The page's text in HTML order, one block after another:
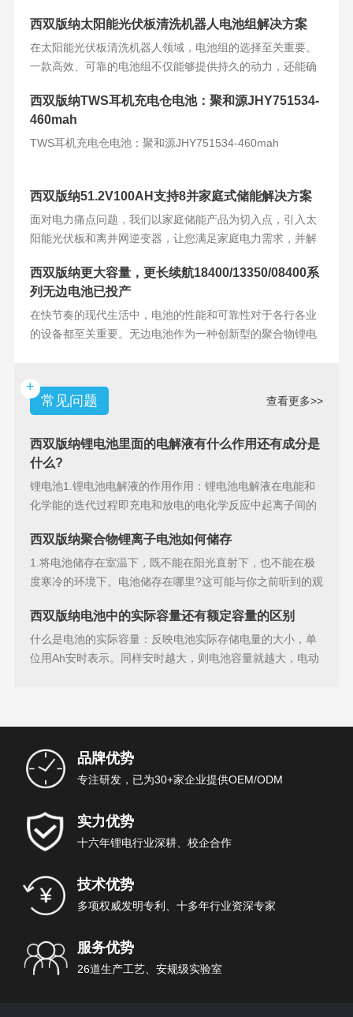
西双版纳太阳能光伏板清洗机器人电池组解决方案
在太阳能光伏板清洗机器人领域，电池组的选择至关重要。
一款高效、可靠的电池组不仅能够提供持久的动力，还能确
西双版纳TWS耳机充电仓电池：聚和源JHY751534-
460mah
TWS耳机充电仓电池：聚和源JHY751534-460mah
西双版纳51.2V100AH支持8并家庭式储能解决方案
面对电力痛点问题，我们以家庭储能产品为切入点，引入太
阳能光伏板和离并网逆变器，让您满足家庭电力需求，并解
西双版纳更大容量，更长续航18400/13350/08400系
列无边电池已投产
在快节奏的现代生活中，电池的性能和可靠性对于各行各业
的设备都至关重要。无边电池作为一种创新型的聚合物锂电
+
常见问题
查看更多>>
西双版纳锂电池里面的电解液有什么作用还有成分是
什么?
锂电池1.锂电池电解液的作用作用：锂电池电解液在电能和
化学能的迭代过程即充电和放电的电化学反应中起离子间的
西双版纳聚合物锂离子电池如何储存
1.将电池储存在室温下，既不能在阳光直射下，也不能在极
度寒冷的环境下。电池储存在哪里?这可能与你之前听到的观
西双版纳电池中的实际容量还有额定容量的区别
什么是电池的实际容量：反映电池实际存储电量的大小，单
位用Ah安时表示。同样安时越大，则电池容量就越大，电动
品牌优势
专注研发，已为30+家企业提供OEM/ODM
实力优势
十六年锂电行业深耕、校企合作
技术优势
多项权威发明专利、十多年行业资深专家
服务优势
26道生产工艺、安规级实验室